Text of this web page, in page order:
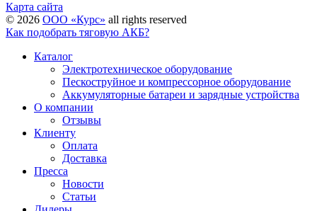
Карта сайта
© 2026 ООО «Курс» all rights reserved
Как подобрать тяговую АКБ?
Каталог
Электротехническое оборудование
Пескоструйное и компрессорное оборудование
Аккумуляторные батареи и зарядные устройства
О компании
Отзывы
Клиенту
Оплата
Доставка
Пресса
Новости
Статьи